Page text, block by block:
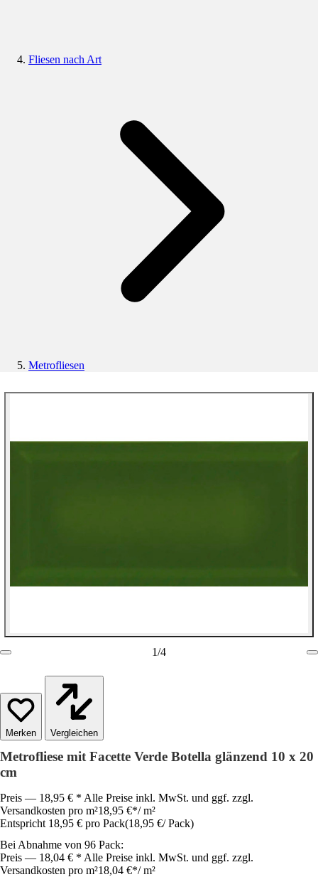
Fliesen nach Art
Metrofliesen
1/4
Vergleichen
Metrofliese mit Facette Verde Botella glänzend 10 x 20
cm
Preis — 18,95 € * Alle Preise inkl. MwSt. und ggf. zzgl.
Versandkosten pro m²18,95 €*/ m²
Entspricht 18,95 € pro Pack(18,95 €/ Pack)
Bei Abnahme von 96 Pack:
Preis — 18,04 € * Alle Preise inkl. MwSt. und ggf. zzgl.
Versandkosten pro m²18,04 €*/ m²